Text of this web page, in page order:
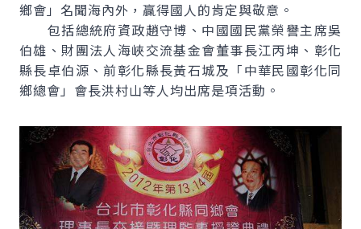
鄉會」名聞海內外，贏得國人的肯定與敬意。
包括總統府資政趙守博、中國國民黨榮譽主席吳
伯雄、財團法人海峽交流基金會董事長江丙坤、彰化
縣長卓伯源、前彰化縣長黃石城及「中華民國彰化同
鄉總會」會長洪村山等人均出席是項活動。